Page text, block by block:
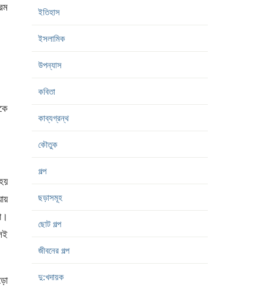
ইতিহাস
ইসলামিক
উপন্যাস
কবিতা
কাব্যগ্রন্থ
কৌতুক
গল্প
ছড়াসমূহ
ছোট গল্প
জীবনের গল্প
দু:খদায়ক